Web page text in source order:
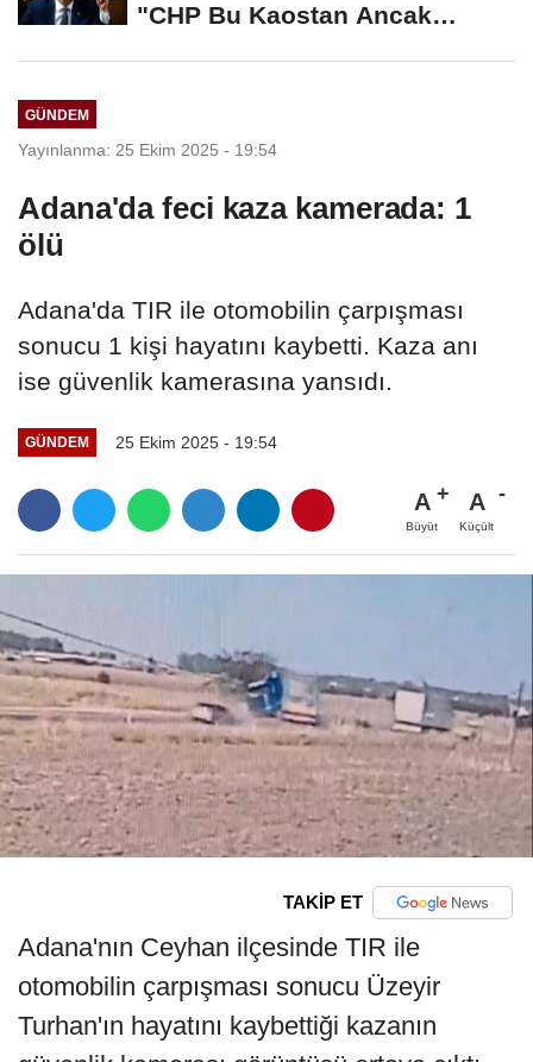
"CHP Bu Kaostan Ancak
GÜNDEM
Yayınlanma: 25 Ekim 2025 - 19:54
Adana'da feci kaza kamerada: 1
ölü
Adana'da TIR ile otomobilin çarpışması
sonucu 1 kişi hayatını kaybetti. Kaza anı
ise güvenlik kamerasına yansıdı.
GÜNDEM 25 Ekim 2025 - 19:54
A
Büyüt
A
Küçült
TAKİP ET
Adana'nın Ceyhan ilçesinde TIR ile
otomobilin çarpışması sonucu Üzeyir
Turhan'ın hayatını kaybettiği kazanın